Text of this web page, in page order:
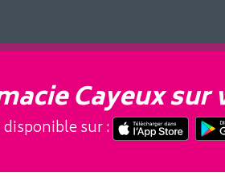
Cayeux
sur :